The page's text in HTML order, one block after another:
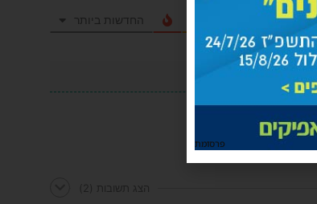
החדשות ביותר
לו בראש.
הצג תשובות (2)
פרסומת